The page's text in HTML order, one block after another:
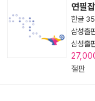
연필
한글 35
삼성출
삼성출
절판